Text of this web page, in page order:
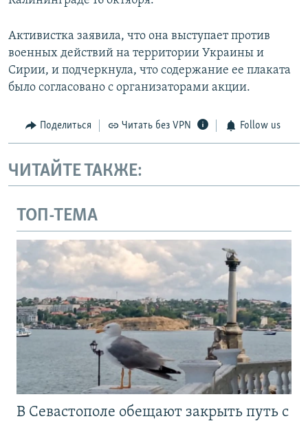
Активистка заявила, что она выступает против
военных действий на территории Украины и
Сирии, и подчеркнула, что содержание ее плаката
было согласовано с организаторами акции.
Поделиться Читать без VPN Follow us
ЧИТАЙТЕ ТАКЖЕ:
ТОП-ТЕМА
В Севастополе обещают закрыть путь с